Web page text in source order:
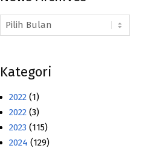
News
Archives
Kategori
2022 (1)
2022 (3)
2023 (115)
2024 (129)